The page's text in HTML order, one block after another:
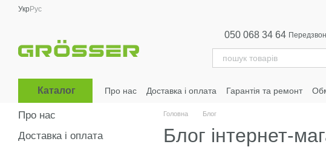
Перейти до основного контенту
УкрРус
050 068 34 64
Каталог Про нас Доставка і оплата Гарантія та ремонт
Головна Блог
Блог інтернет-
Про нас
Доставка і оплата